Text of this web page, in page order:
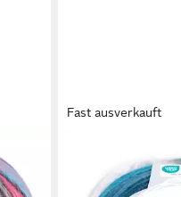
Fast ausverkauft
Wolle Mirabella
Anleitung